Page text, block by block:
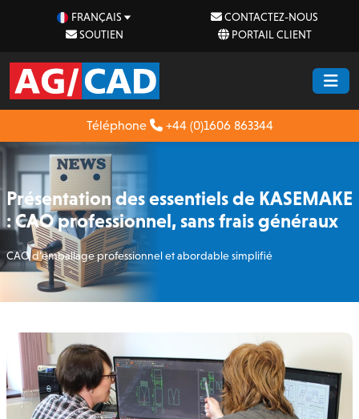
FRANÇAIS
CONTACTEZ-NOUS
SOUTIEN
PORTAIL CLIENT
Téléphone +44 (0)1606 863344
Présentation des essentiels de KASEMAKE
: CAO professionnel, sans frais généraux
CAO d’emballage professionnel et abordable simplifié